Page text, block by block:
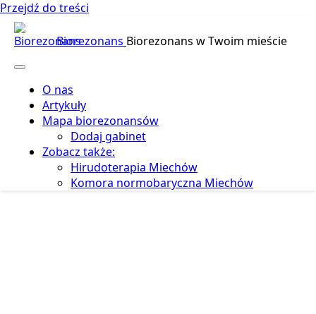
Przejdź do treści
Biorezonans Biorezonans w Twoim mieście
O nas
Artykuły
Mapa biorezonansów
Dodaj gabinet
Zobacz także:
Hirudoterapia Miechów
Komora normobaryczna Miechów